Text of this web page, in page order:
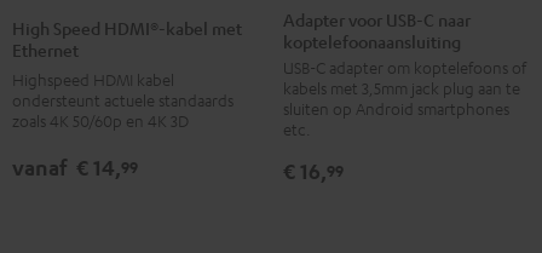
Speed
HDMI®-
kabel
met
Ethernet
Zwart
Speed
HDMI®-
kabel
met
Ethernet
Wit
High Speed HDMI®-kabel met
Ethernet
Highspeed HDMI kabel
ondersteunt actuele standaards
zoals 4K 50/60p en 4K 3D
vanaf € 14,99
voor
USB-
C
naar
Adapter voor USB-C naar
koptelefoonaansluiting
USB-C adapter om koptelefoons of
kabels met 3,5mm jack plug aan te
sluiten op Android smartphones
etc.
€ 16,99